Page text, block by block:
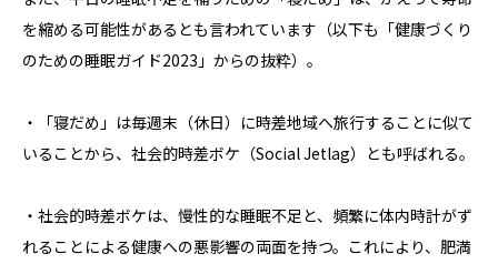
を縮める可能性があるとも言われています（以下も「健康づくり
のための睡眠ガイド2023」からの抜粋）。
・「寝だめ」は毎週末（休日）に時差地域へ旅行することに似て
いることから、社会的時差ボケ（Social Jetlag）とも呼ばれる。
・社会的時差ボケは、慢性的な睡眠不足と、頻繁に体内時計がず
れることによる健康への悪影響の両面を持つ。これにより、肥満